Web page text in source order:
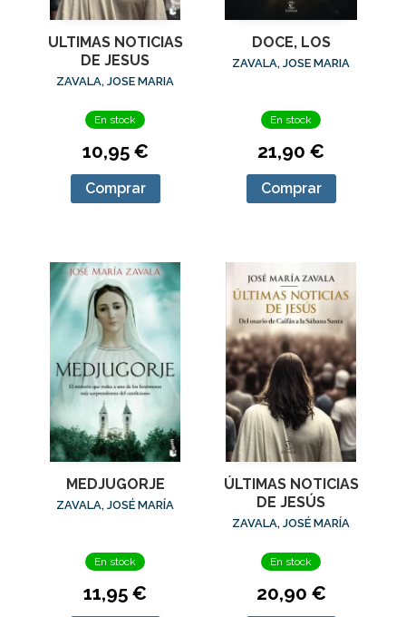
ULTIMAS NOTICIAS
DE JESUS
ZAVALA, JOSE MARIA
En stock
10,95 €
Comprar
DOCE, LOS
ZAVALA, JOSE MARIA
En stock
21,90 €
Comprar
MEDJUGORJE
ZAVALA, JOSÉ MARÍA
En stock
11,95 €
ÚLTIMAS NOTICIAS
DE JESÚS
ZAVALA, JOSÉ MARÍA
En stock
20,90 €